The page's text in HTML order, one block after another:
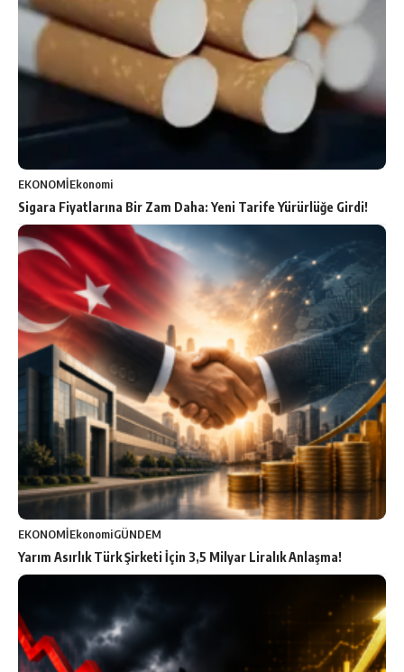
EKONOMİEkonomi
Sigara Fiyatlarına Bir Zam Daha: Yeni Tarife Yürürlüğe Girdi!
EKONOMİEkonomiGÜNDEM
Yarım Asırlık Türk Şirketi İçin 3,5 Milyar Liralık Anlaşma!